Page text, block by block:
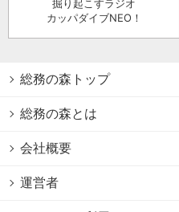
掘り起こすラジオ
カッパダイブNEO！
総務の森トップ
総務の森とは
会社概要
運営者